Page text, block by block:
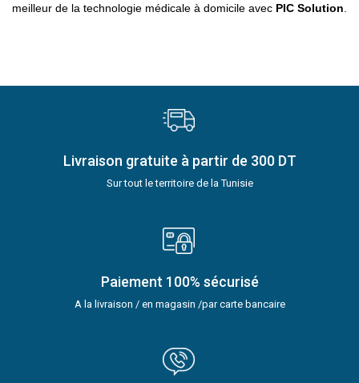
meilleur de la technologie médicale à domicile avec PIC Solution
Livraison gratuite à partir de 300 DT
Sur tout le territoire de la Tunisie
Paiement 100% sécurisé
A la livraison / en magasin /par carte bancaire